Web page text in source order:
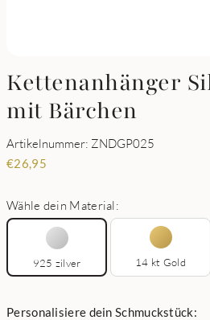
Kettenanhänger
mit Bärchen
Artikelnummer: ZNDGP025
€26,95
Wähle dein Material:
925 zilver 14 kt Gold
Personalisiere dein Schmuckstück: